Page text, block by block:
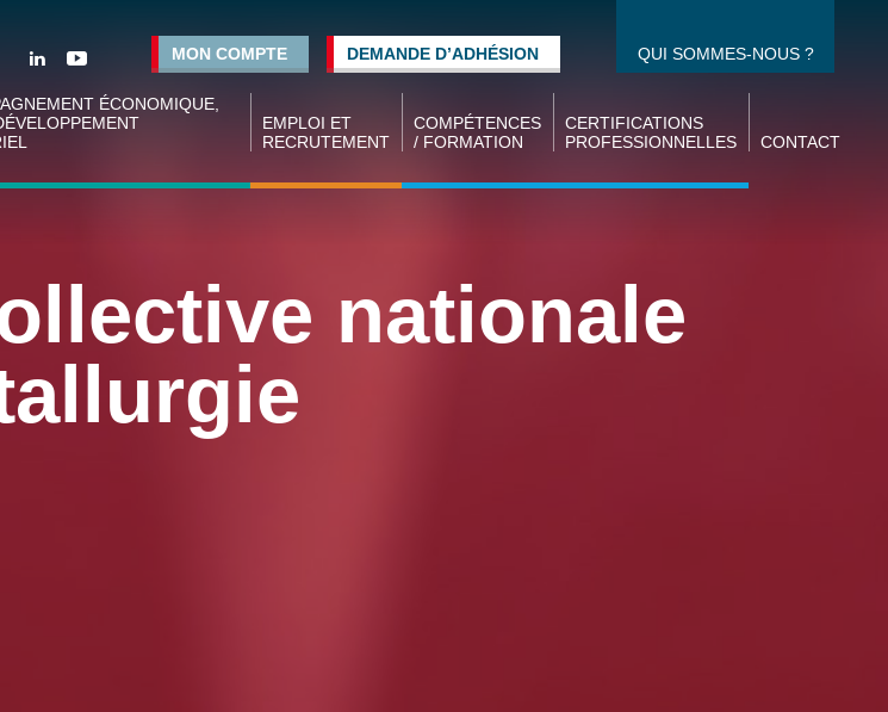
Rechercher MON COMPTE DEMANDE D’ADHÉSION QUI SOMMES-NOUS ?
ÉCONOMIQUE,
dirigeants
formation aux dirigeants
d’affaires
régionale
EMPLOI ET
RECRUTEMENT
Forum emploi
Industrie
coopératif
(ACIER)
COMPÉTENCES
/ FORMATION
salariés
Alternance
CERTIFICATIONS
PROFESSIONNELLES
Ecoles UIMM
CONTACT
nationale